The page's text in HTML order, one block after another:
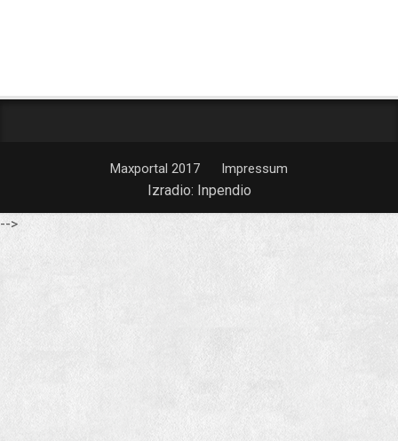
Maxportal 2017 Impressum
Izradio: Inpendio
-->